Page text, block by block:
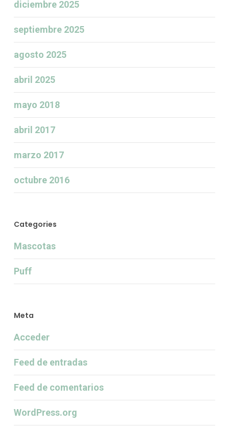
diciembre 2025
septiembre 2025
agosto 2025
abril 2025
mayo 2018
abril 2017
marzo 2017
octubre 2016
Categories
Mascotas
Puff
Meta
Acceder
Feed de entradas
Feed de comentarios
WordPress.org